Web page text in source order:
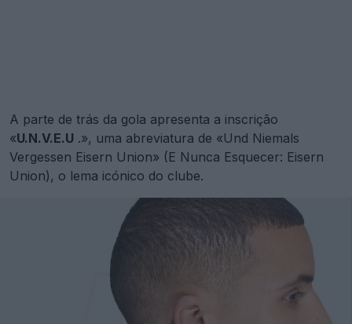
A parte de trás da gola apresenta a inscrição
«U.N.V.E.U .», uma abreviatura de «Und Niemals
Vergessen Eisern Union» (E Nunca Esquecer: Eisern
Union), o lema icónico do clube.